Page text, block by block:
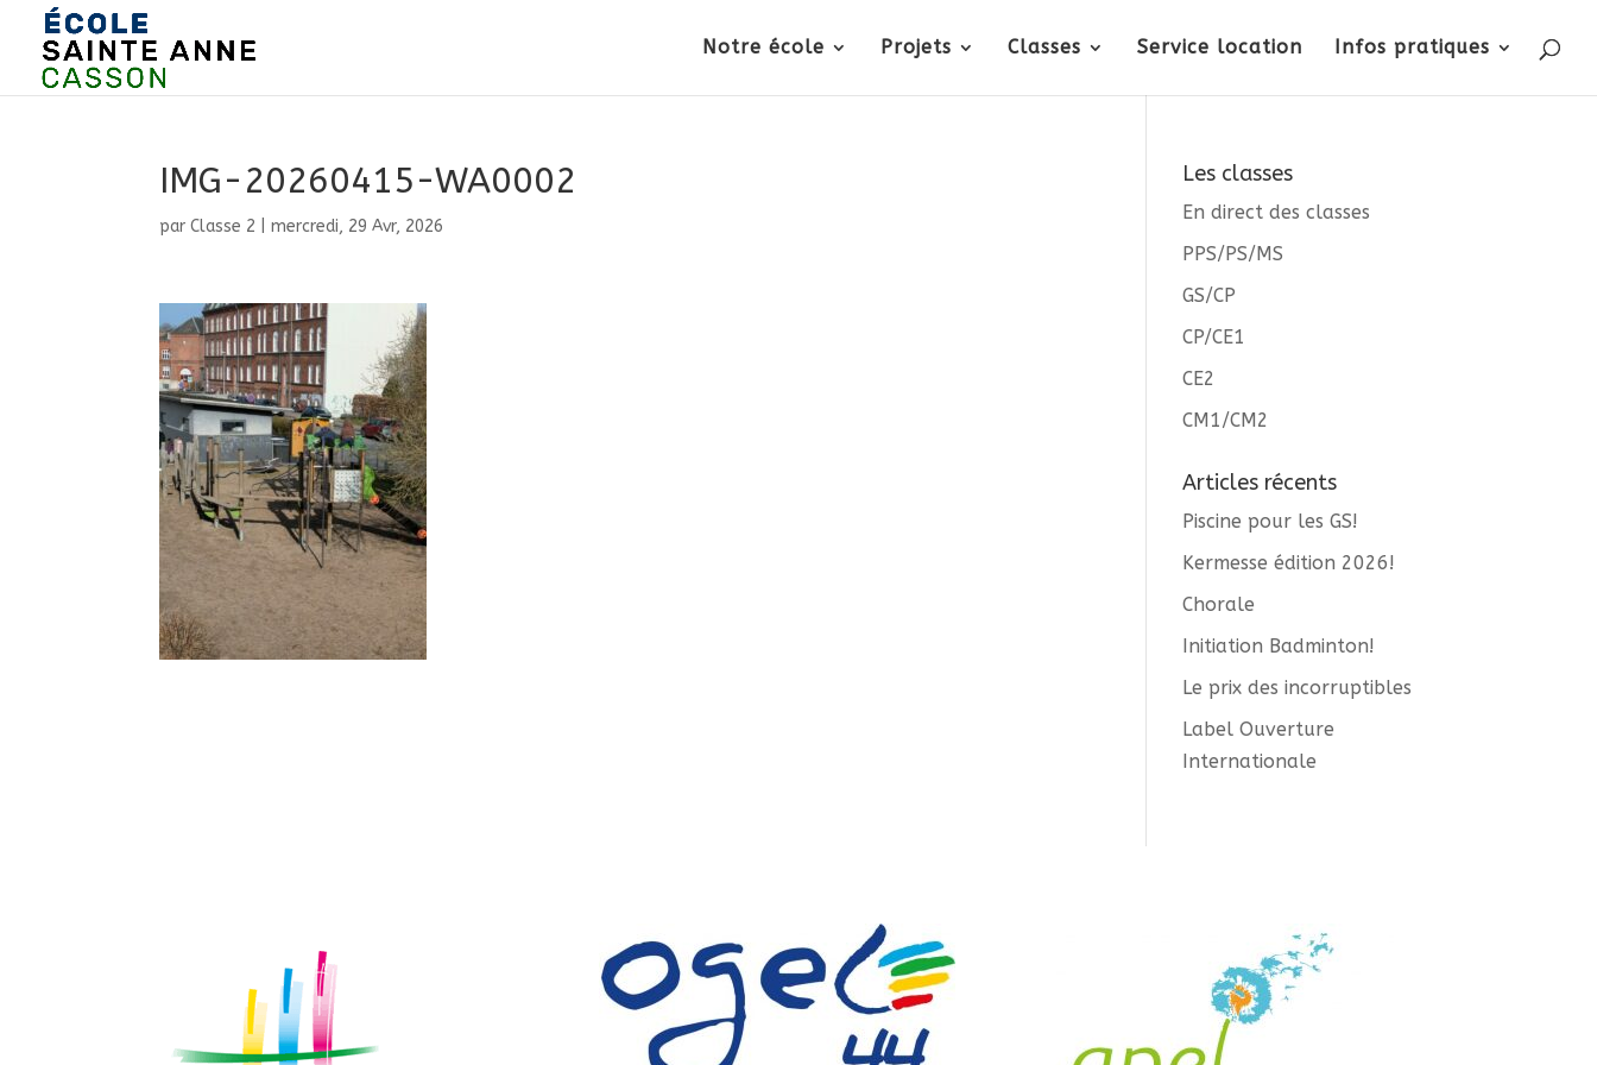
Notre école Projets Classes Service location Infos pratiques
IMG-20260415-WA0002
parClasse 2 |mercredi, 29 Avr, 2026
Les classes
En direct des classes
PPS/PS/MS
GS/CP
CP/CE1
CE2
CM1/CM2
Articles récents
Piscine pour les GS!
Kermesse édition 2026!
Chorale
Initiation Badminton!
Le prix des incorruptibles
Label Ouverture
Internationale